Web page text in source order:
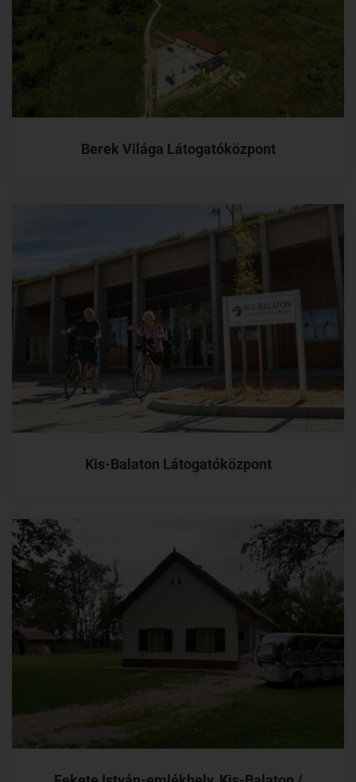
Berek Világa Látogatóközpont
Kis-Balaton Látogatóközpont